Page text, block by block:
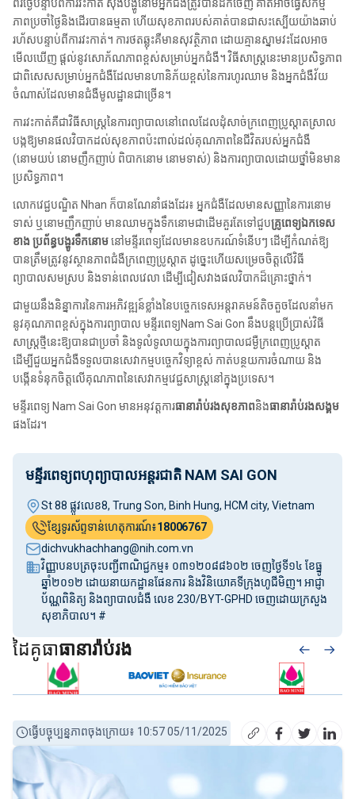
ពីរថ្ងៃបន្ទាប់ពីការវះកាត់ សុងបង្ហូនោមអ្នកជំងឺត្រូវបានដកចេញ គាត់អាចធ្វើសកម្ម
ភាពប្រចាំថ្ងៃនិងដើរបានធម្មតា ហើយសុខភាពរបស់គាត់បានជាសះស្បើយយ៉ាងឆាប់
រហ័សបន្ទាប់ពីការវះកាត់។ ការថតឆ្លុះគឺមានសុវត្ថិភាព ដោយគ្មានស្នាមវះដែលអាច
មើលឃើញ ផ្តល់នូវសោភ័ណភាពខ្ពស់សម្រាប់អ្នកជំងឺ។ វិធីសាស្ត្រនេះមានប្រសិទ្ធភាព
ជាពិសេសសម្រាប់អ្នកជំងឺដែលមានហានិភ័យខ្ពស់នៃការហូរឈាម និងអ្នកជំងឺវ័យ
ចំណាស់ដែលមានជំងឺមូលដ្ឋានជាច្រើន។
ការវះកាត់គឺជាវិធីសាស្រ្តនៃការព្យាបាលនៅពេលដែលដុំសាច់ក្រពេញប្រូស្តាតស្រាល
បង្កឱ្យមានផលវិបាកដល់សុខភាពប៉ះពាល់ដល់គុណភាពនៃជីវិតរបស់អ្នកជំងឺ
(នោមយប់ នោមញឹកញាប់ ពិបាកនោម នោមទាស់) និងការព្យាបាលដោយថ្នាំមិនមាន
ប្រសិទ្ធភាព។
លោកវេជ្ជបណ្ឌិត Nhan ក៏បានណែនាំផងដែរ៖ អ្នកជំងឺដែលមានសញ្ញានៃការនោម
ទាស់ ឬនោមញឹកញាប់ មានឈាមក្នុងទឹកនោមជាដើមគួរតែទៅជួបគ្រូពេទ្យឯកទេស
ខាង ប្រព័ន្ធបង្ហូរទឹកនោមនៅមន្ទីរពេទ្យដែលមានឧបករណ៍ទំនើបៗ ដើម្បីកំណត់ឱ្យ
បានត្រឹមត្រូវនូវស្ថានភាពជំងឺក្រពេញប្រូស្តាត ដូច្នេះហើយសម្រេចចិត្តលើវិធី
ព្យាបាលសមស្រប និងទាន់ពេលវេលា ដើម្បីជៀសវាងផលវិបាកដ៏គ្រោះថ្នាក់។
ជាមួយនឹងនិន្នាការនៃការអភិវឌ្ឍន៍ខ្លាំងនៃបច្ចេកទេសអន្តរាគមន៍តិចតួចដែលនាំមក
នូវគុណភាពខ្ពស់ក្នុងការព្យាបាល មន្ទីរពេទ្យNam Sai Gon នឹងបន្តប្រើប្រាស់វិធី
សាស្រ្តថ្មីនេះឱ្យបានជាប្រចាំ និងទូលំទូលាយក្នុងការព្យាបាលជម្ងឺក្រពេញប្រូស្តាត
ដើម្បីជួយអ្នកជំងឺទទួលបានសេវាកម្មបច្ចេកវិទ្យាខ្ពស់ កាត់បន្ថយការចំណាយ និង
បង្កើនទំនុកចិត្តលើគុណភាពនៃសេវាកម្មវេជ្ជសាស្ត្រនៅក្នុងប្រទេស។
មន្ទីរពេទ្យ Nam Sai Gon មានអនុវត្តការធានារ៉ាប់រងសុខភាពនិងធានារ៉ាប់រងសង្គម
ផងដែរ។
មន្ទីរពេទ្យពហុព្យាបាលអន្តរជាតិ NAM SAI GON
St 88 ផ្លូវលេខ8, Trung Son, Binh Hung, HCM city, Vietnam
ខ្សែទូរស័ព្ទទាន់ហេតុការណ៍៖18006767
dichvukhachhang@nih.com.vn
វិញ្ញាបនបត្រចុះបញ្ជីពាណិជ្ជកម្ម៖ ០៣១២០៨៨៦០២ ចេញថ្ងៃទី១៤ ខែធ្នូ
ឆ្នាំ២០១២ ដោយនាយកដ្ឋានផែនការ និងវិនិយោគទីក្រុងហូជីមិញ។ អាជ្ញា
ប័ណ្ណពិនិត្យ និងព្យាបាលជំងឺ លេខ 230/BYT-GPHD ចេញដោយក្រសួង
សុខាភិបាល។ #
ដៃគូធាធានារ៉ាប់រង
ធ្វើបច្ចុប្បន្នភាពចុងក្រោយ៖ 10:57 05/11/2025